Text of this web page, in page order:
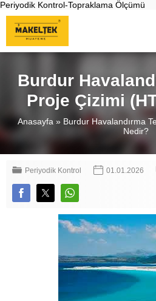
Periyodik Kontrol-Topraklama Ölçümü
Burdur
Proje Çizimi
Anasayfa » Burdur Havalandırma
Nedir?
Periyodik Kontrol 01.01.2026